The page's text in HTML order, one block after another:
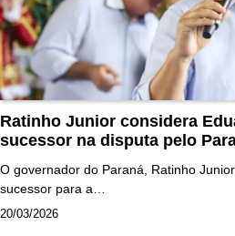
Ratinho Junior considera
sucessor na disputa pelo
O governador do Paraná, Ratinho
sucessor para a…
20/03/2026